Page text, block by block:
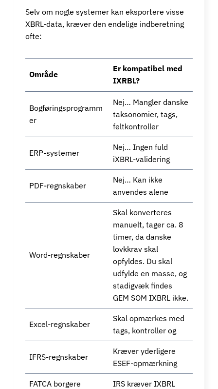
Selv om nogle systemer kan eksportere visse
XBRL-data, kræver den endelige indberetning
ofte:
Område
Er kompatibel med
IXRBL?
Bogføringsprogramm
er
Nej… Mangler danske
taksonomier, tags,
feltkontroller
ERP-systemer
Nej… Ingen fuld
iXBRL-validering
PDF-regnskaber
Nej… Kan ikke
anvendes alene
Word-regnskaber
Skal konverteres
manuelt, tager ca. 8
timer, da danske
lovkkrav skal
opfyldes. Du skal
udfylde en masse, og
stadigvæk findes
GEM SOM IXBRL ikke.
Excel-regnskaber
Skal opmærkes med
tags, kontroller og
IFRS-regnskaber
Kræver yderligere
ESEF-opmærkning
FATCA borgere IRS kræver IXBRL